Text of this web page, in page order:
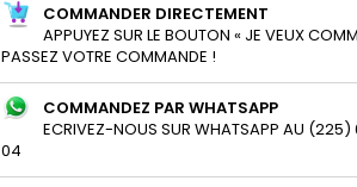
COMMANDER DIRECTEMENT
APPUYEZ SUR LE BOUTON « JE VEUX
PASSEZ VOTRE COMMANDE !
COMMANDEZ PAR WHATSAPP
ECRIVEZ-NOUS SUR WHATSAPP AU
04